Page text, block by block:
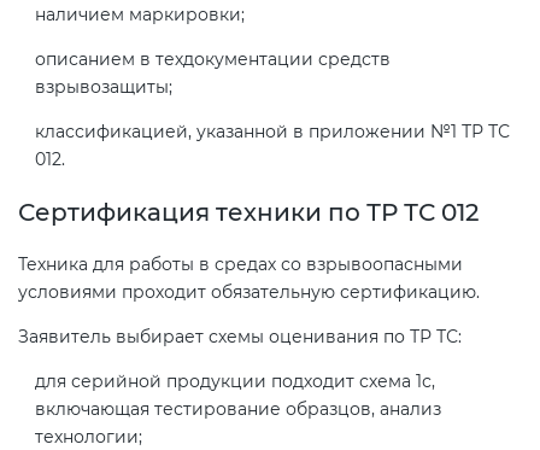
наличием маркировки;
описанием в техдокументации средств
взрывозащиты;
классификацией, указанной в приложении №1 ТР ТС
012.
Сертификация техники по ТР ТС 012
Техника для работы в средах со взрывоопасными
условиями проходит обязательную сертификацию.
Заявитель выбирает схемы оценивания по ТР ТС:
для серийной продукции подходит схема 1с,
включающая тестирование образцов, анализ
технологии;